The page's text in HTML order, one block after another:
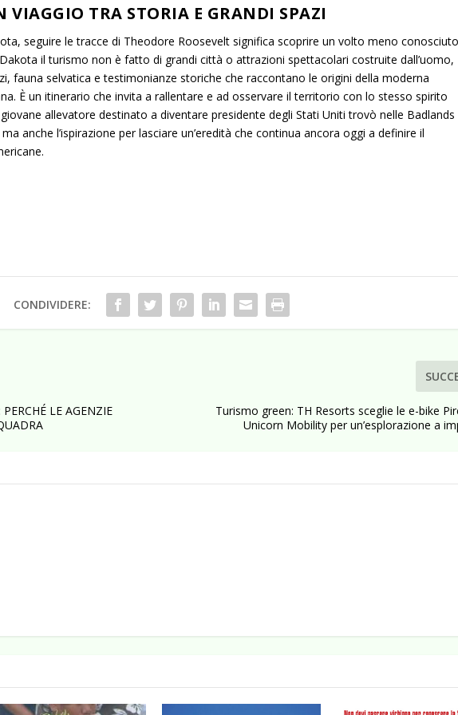
VIAGGIO TRA STORIA E GRANDI SPAZI
seguire le tracce di Theodore Roosevelt significa scoprire un volto meno
il turismo non è fatto di grandi città o attrazioni spettacolari costruite dall’uomo,
fauna selvatica e testimonianze storiche che raccontano le origini della moderna
È un itinerario che invita a rallentare e ad osservare il territorio con lo stesso spirito
allevatore destinato a diventare presidente degli Stati Uniti trovò nelle Badlands
anche l’ispirazione per lasciare un’eredità che continua ancora oggi a definire il
CONDIVIDERE:
LE AGENZIE
Turismo green: TH Resorts sceglie le e-bike
Unicorn Mobility per un’esplorazione a